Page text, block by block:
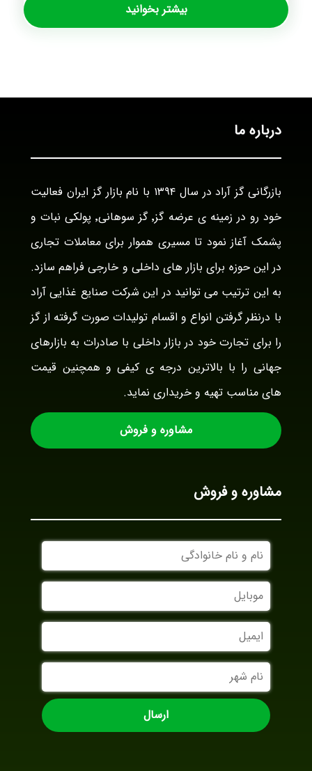
بیشتر بخوانید
درباره ما
بازرگانی گز آراد در سال ۱۳۹۴ با نام بازار گز ایران فعالیت
خود رو در زمینه ی عرضه گز٬ گز سوهانی٬ پولکی نبات و
پشمک آغاز نمود تا مسیری هموار برای معاملات تجاری
در این حوزه برای بازار های داخلی و خارجی فراهم سازد.
به این ترتیب می توانید در این شرکت صنایع غذایی آراد
با درنظر گرفتن انواع و اقسام تولیدات صورت گرفته از گز
را برای تجارت خود در بازار داخلی با صادرات به بازارهای
جهانی را با بالاترین درجه ی کیفی و همچنین قیمت
های مناسب تهیه و خریداری نماید.
مشاوره و فروش
مشاوره و فروش
نام
و
نام
خانوادگی
موبایل
ایمیل
نام
شهر